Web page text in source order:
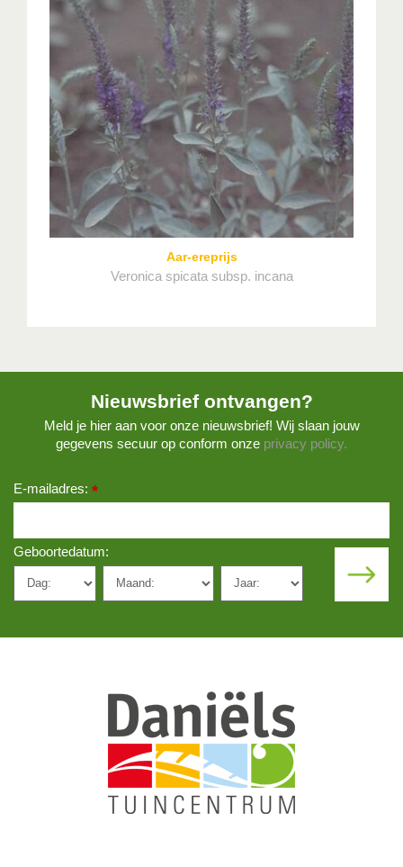
Aar-ereprijs
Veronica spicata subsp. incana
Nieuwsbrief ontvangen?
Meld je hier aan voor onze nieuwsbrief! Wij slaan jouw
gegevens secuur op conform onze privacy policy.
E-mailadres: *
Geboortedatum: